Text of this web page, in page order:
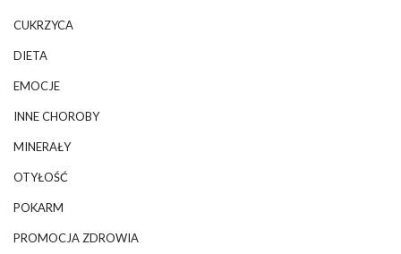
CUKRZYCA
DIETA
EMOCJE
INNE CHOROBY
MINERAŁY
OTYŁOŚĆ
POKARM
PROMOCJA ZDROWIA